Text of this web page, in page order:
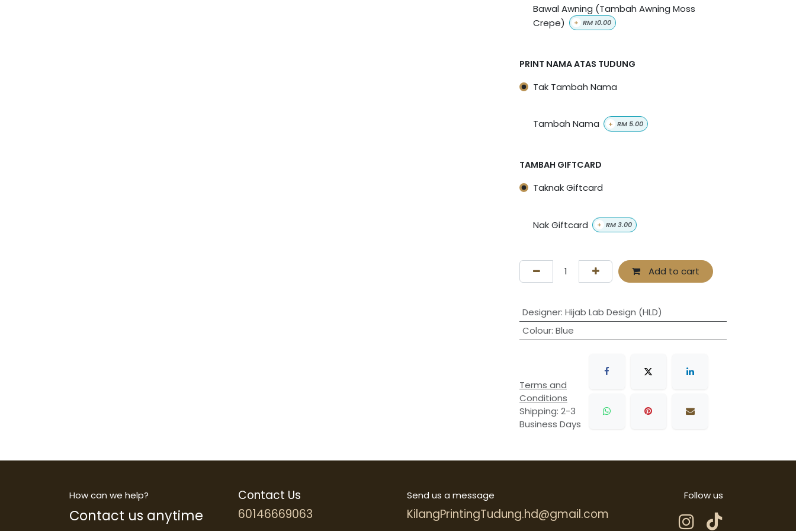
Bawal Awning (Tambah Awning Moss
Crepe)
+ RM 10.00
PRINT NAMA ATAS TUDUNG
Tak Tambah Nama
Tambah Nama + RM5.00
TAMBAH GIFTCARD
Taknak Giftcard
Nak Giftcard + RM3.00
Add to cart
Designer: Hijab Lab Design (HLD)
Colour: Blue
Terms and
Conditions
Shipping: 2-3
Business Days
How can we help?
Contact us anytime
Contact Us
60146669063
Send us a message
KilangPrintingTudung.hd@gmail.com
Follow us